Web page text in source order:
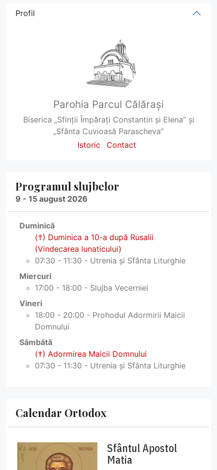
Profil
Parohia Parcul Călărași
Biserica „Sfinții Împărați Constantin și Elena” și
„Sfânta Cuvioasă Parascheva”
Istoric
Contact
Programul slujbelor
9 - 15 august 2026
Duminică
(†) Duminica a 10-a după Rusalii
(Vindecarea lunaticului)
07:30 - 11:30 - Utrenia și Sfânta Liturghie
Miercuri
17:00 - 18:00 - Slujba Vecerniei
Vineri
18:00 - 20:00 - Prohodul Adormirii Maicii
Domnului
Sâmbătă
(†) Adormirea Maicii Domnului
07:30 - 11:30 - Utrenia și Sfânta Liturghie
Calendar Ortodox
Sfântul Apostol
Matia